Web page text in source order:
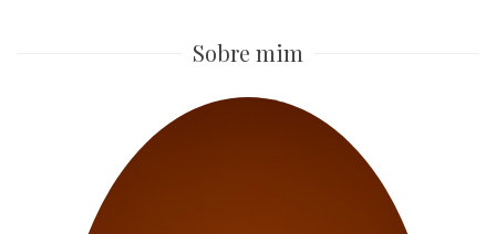
Sobre mim